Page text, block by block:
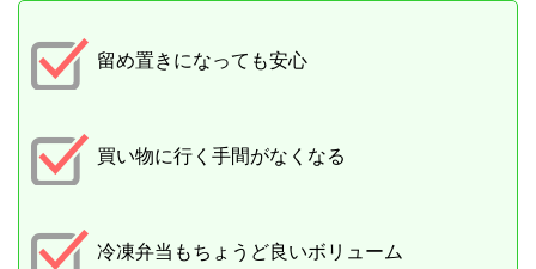
留め置きになっても安心
買い物に行く手間がなくなる
冷凍弁当もちょうど良いボリューム